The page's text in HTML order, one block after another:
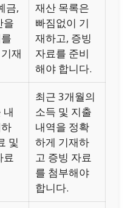
금,
을
재
재산 목록은
빠짐없이 기
재하고, 증빙
자료를 준비
해야 합니다.
내
및
료
최근 3개월의
소득 및 지출
내역을 정확
하게 기재하
고 증빙 자료
를 첨부해야
합니다.